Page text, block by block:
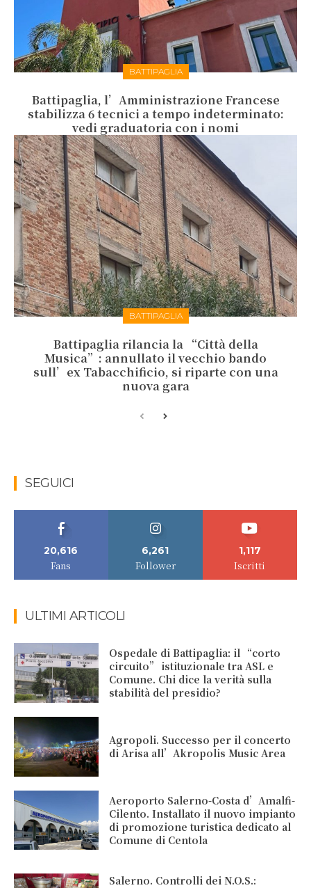
BATTIPAGLIA
Battipaglia, l’Amministrazione Francese
stabilizza 6 tecnici a tempo indeterminato:
vedi graduatoria con i nomi
BATTIPAGLIA
Battipaglia rilancia la “Città della
Musica”: annullato il vecchio bando
sull’ex Tabacchificio, si riparte con una
nuova gara
SEGUICI
20,616
Fans
6,261
Follower
1,117
Iscritti
ULTIMI ARTICOLI
Ospedale di Battipaglia: il “corto
circuito” istituzionale tra ASL e
Comune. Chi dice la verità sulla
stabilità del presidio?
Agropoli. Successo per il concerto
di Arisa all’Akropolis Music Area
Aeroporto Salerno-Costa d’Amalfi-
Cilento. Installato il nuovo impianto
di promozione turistica dedicato al
Comune di Centola
Salerno. Controlli dei N.O.S.: